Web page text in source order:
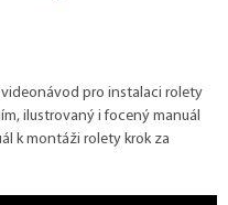
pro instalaci rolety
ilustrovaný i focený manuál
k montáži rolety krok za